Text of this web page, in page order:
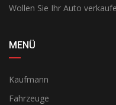
Wollen Sie Ihr Auto
MENÜ
Kaufmann
Fahrzeuge